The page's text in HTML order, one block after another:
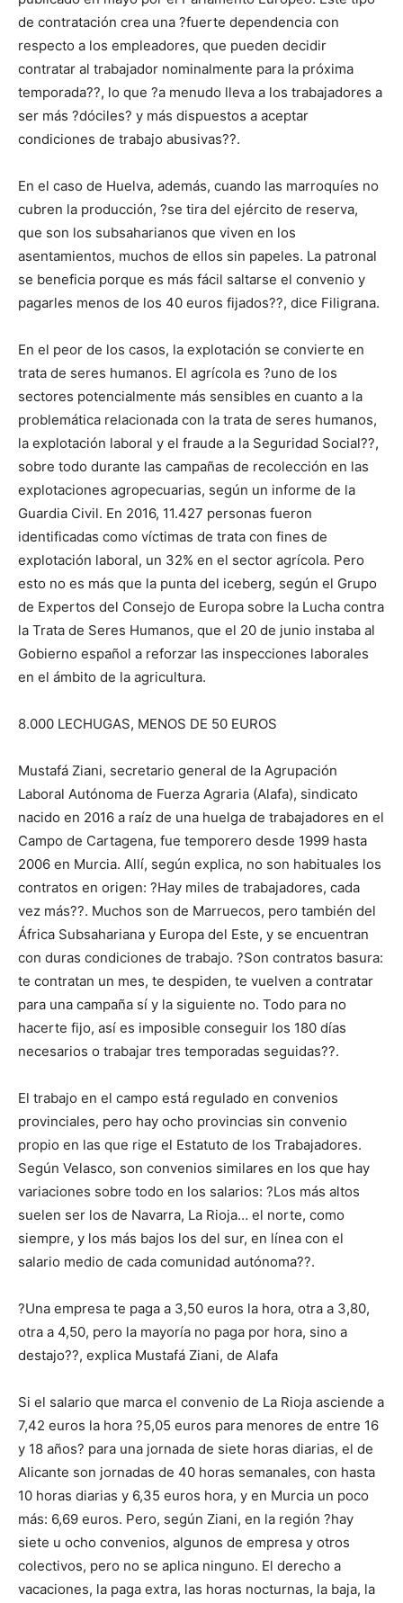
de contratación crea una ?fuerte dependencia con
respecto a los empleadores, que pueden decidir
contratar al trabajador nominalmente para la próxima
temporada??, lo que ?a menudo lleva a los trabajadores a
ser más ?dóciles? y más dispuestos a aceptar
condiciones de trabajo abusivas??.
En el caso de Huelva, además, cuando las marroquíes no
cubren la producción, ?se tira del ejército de reserva,
que son los subsaharianos que viven en los
asentamientos, muchos de ellos sin papeles. La patronal
se beneficia porque es más fácil saltarse el convenio y
pagarles menos de los 40 euros fijados??, dice Filigrana.
En el peor de los casos, la explotación se convierte en
trata de seres humanos. El agrícola es ?uno de los
sectores potencialmente más sensibles en cuanto a la
problemática relacionada con la trata de seres humanos,
la explotación laboral y el fraude a la Seguridad Social??,
sobre todo durante las campañas de recolección en las
explotaciones agropecuarias, según un informe de la
Guardia Civil. En 2016, 11.427 personas fueron
identificadas como víctimas de trata con fines de
explotación laboral, un 32% en el sector agrícola. Pero
esto no es más que la punta del iceberg, según el Grupo
de Expertos del Consejo de Europa sobre la Lucha contra
la Trata de Seres Humanos, que el 20 de junio instaba al
Gobierno español a reforzar las inspecciones laborales
en el ámbito de la agricultura.
8.000 LECHUGAS, MENOS DE 50 EUROS
Mustafá Ziani, secretario general de la Agrupación
Laboral Autónoma de Fuerza Agraria (Alafa), sindicato
nacido en 2016 a raíz de una huelga de trabajadores en el
Campo de Cartagena, fue temporero desde 1999 hasta
2006 en Murcia. Allí, según explica, no son habituales los
contratos en origen: ?Hay miles de trabajadores, cada
vez más??. Muchos son de Marruecos, pero también del
África Subsahariana y Europa del Este, y se encuentran
con duras condiciones de trabajo. ?Son contratos basura:
te contratan un mes, te despiden, te vuelven a contratar
para una campaña sí y la siguiente no. Todo para no
hacerte fijo, así es imposible conseguir los 180 días
necesarios o trabajar tres temporadas seguidas??.
El trabajo en el campo está regulado en convenios
provinciales, pero hay ocho provincias sin convenio
propio en las que rige el Estatuto de los Trabajadores.
Según Velasco, son convenios similares en los que hay
variaciones sobre todo en los salarios: ?Los más altos
suelen ser los de Navarra, La Rioja… el norte, como
siempre, y los más bajos los del sur, en línea con el
salario medio de cada comunidad autónoma??.
?Una empresa te paga a 3,50 euros la hora, otra a 3,80,
otra a 4,50, pero la mayoría no paga por hora, sino a
destajo??, explica Mustafá Ziani, de Alafa
Si el salario que marca el convenio de La Rioja asciende a
7,42 euros la hora ?5,05 euros para menores de entre 16
y 18 años? para una jornada de siete horas diarias, el de
Alicante son jornadas de 40 horas semanales, con hasta
10 horas diarias y 6,35 euros hora, y en Murcia un poco
más: 6,69 euros. Pero, según Ziani, en la región ?hay
siete u ocho convenios, algunos de empresa y otros
colectivos, pero no se aplica ninguno. El derecho a
vacaciones, la paga extra, las horas nocturnas, la baja, la